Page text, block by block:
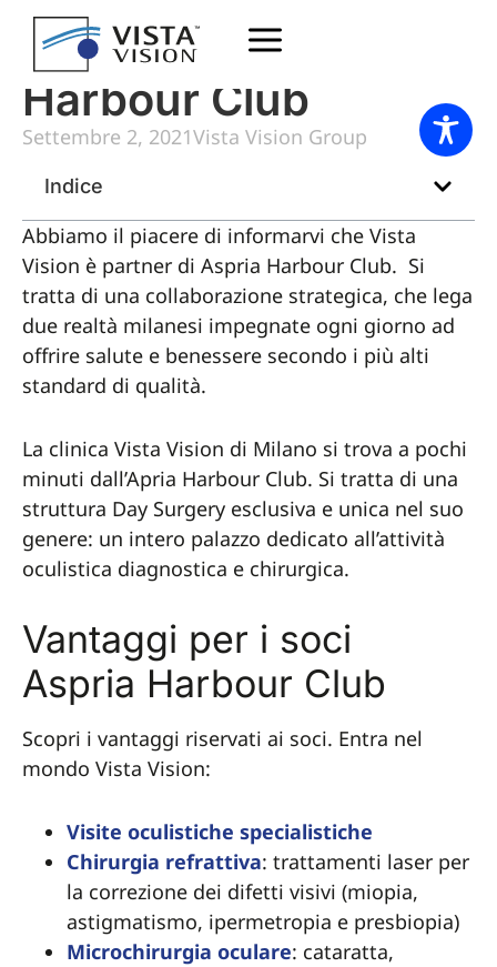
Partnership Aspria
Harbour Club
Settembre 2, 2021Vista Vision Group
Indice
Abbiamo il piacere di informarvi che Vista
Vision è partner di Aspria Harbour Club. Si
tratta di una collaborazione strategica, che lega
due realtà milanesi impegnate ogni giorno ad
offrire salute e benessere secondo i più alti
standard di qualità.
La clinica Vista Vision di Milano si trova a pochi
minuti dall’Apria Harbour Club. Si tratta di una
struttura Day Surgery esclusiva e unica nel suo
genere: un intero palazzo dedicato all’attività
oculistica diagnostica e chirurgica.
Vantaggi per i soci
Aspria Harbour Club
Scopri i vantaggi riservati ai soci. Entra nel
mondo Vista Vision:
Visite oculistiche specialistiche
Chirurgia refrattiva: trattamenti laser per
la correzione dei difetti visivi (miopia,
astigmatismo, ipermetropia e presbiopia)
Microchirurgia oculare: cataratta,